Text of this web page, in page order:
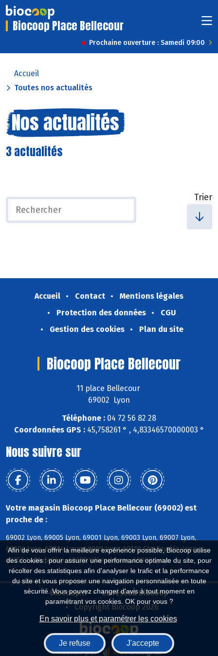
Afin de vous offrir la meilleure expérience possible, Biocoop utilise
des cookies : pour assurer une performance optimale du site, pour
récolter des statistiques afin d'analyser le trafic et la performance
du site et vous proposer une navigation personnalisée en toute
sécurité. Vous pouvez changer d'avis à tout moment en
paramétrant vos cookies. OK pour vous ?
En savoir plus et paramétrer les cookies
Je refuse J'accepte
Biocoop Place Bellecour
Prochaine ouverture : Samedi 09:00
Accueil
Toutes nos actualités
Nos actualités
3 actualités
Trier
Accueil Contact
Mentions légales
Protection des données
CGU
Gestion des cookies
Plan du site
Biocoop Place Bellecour
11 place Bellecour
69002 Lyon
Téléphone : 04 72 56 82 28
Coordonnées GPS :45,758261 ° , 4,83346570000003 °
Nous suivre sur
Votre magasin Biocoop Place Bellecour (69002) est
proche de :
69002 Lyon, 69005 Lyon, 69001 Lyon, 69003 Lyon, 69007 Lyon,
69006 Lyon, 69004 Lyon, 69009 Lyon, 69110 Ste-Foy-lès-Lyon,
69350 La Mulatière, 69100 Villeurbanne, 69008 Lyon
Biocoop.fr
Le réseau Biocoop
Copyright Biocoop 2026
Réalisé par